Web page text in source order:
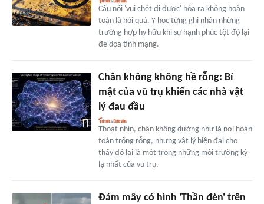
Câu nói 'vui chết đi được' hóa ra không hoàn
toàn là nói quá. Y học từng ghi nhận những
trường hợp hy hữu khi sự hạnh phúc tột độ lại
đe dọa tính mạng.
Chân không không hề rỗng: Bí
mật của vũ trụ khiến các nhà vật
lý đau đầu
Thoạt nhìn, chân không dường như là nơi hoàn
toàn trống rỗng, nhưng vật lý hiện đại cho
thấy đó lại là một trong những môi trường kỳ
lạ nhất của vũ trụ.
Đám mây có hình 'Thần đèn' trên